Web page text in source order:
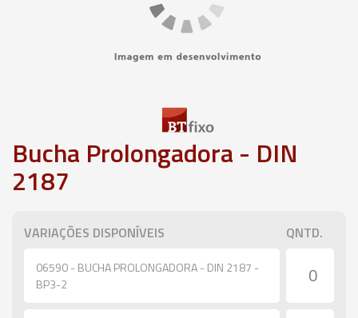
Bucha Prolongadora - DIN
2187
VARIAÇÕES DISPONÍVEIS QNTD.
06590 - BUCHA PROLONGADORA - DIN 2187 -
BP3-2